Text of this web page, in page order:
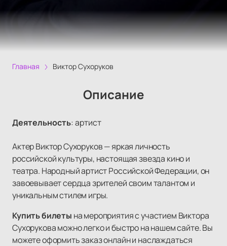
Главная Виктор Сухоруков
Описание
Деятельность:артист
Актер Виктор Сухоруков — яркая личность
российской культуры, настоящая звезда кино и
театра. Народный артист Российской Федерации, он
завоевывает сердца зрителей своим талантом и
уникальным стилем игры.
Купить билеты на мероприятия с участием Виктора
Сухорукова можно легко и быстро на нашем сайте. Вы
можете оформить заказ онлайн и наслаждаться